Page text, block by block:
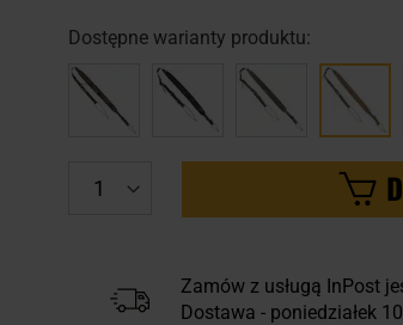
Dostępne warianty produktu:
Zamów z usługą InPost
Dostawa - poniedziałek